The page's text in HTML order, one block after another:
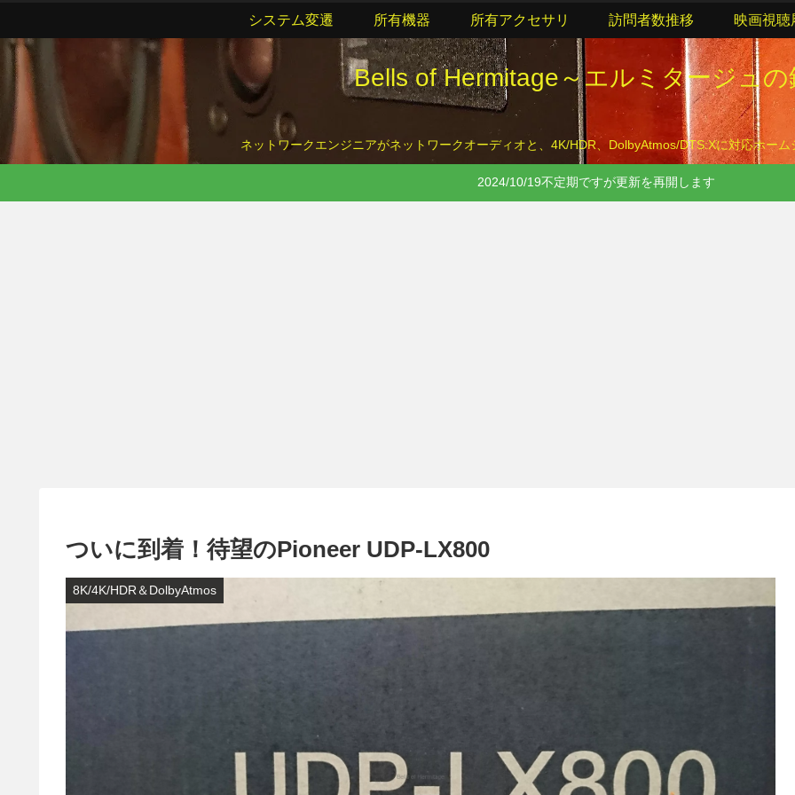
Bells of Hermitage～エルミタージュの
ネットワークエンジニアがネットワークオーディオと、4K/HDR、DolbyAtmos/DTS:Xに対応ホーム
システム変遷 所有機器 所有アクセサリ 訪問者数推移 映画視聴
2024/10/19不定期ですが更新を再開します
ついに到着！待望のPioneer UDP-LX800
8K/4K/HDR＆DolbyAtmos